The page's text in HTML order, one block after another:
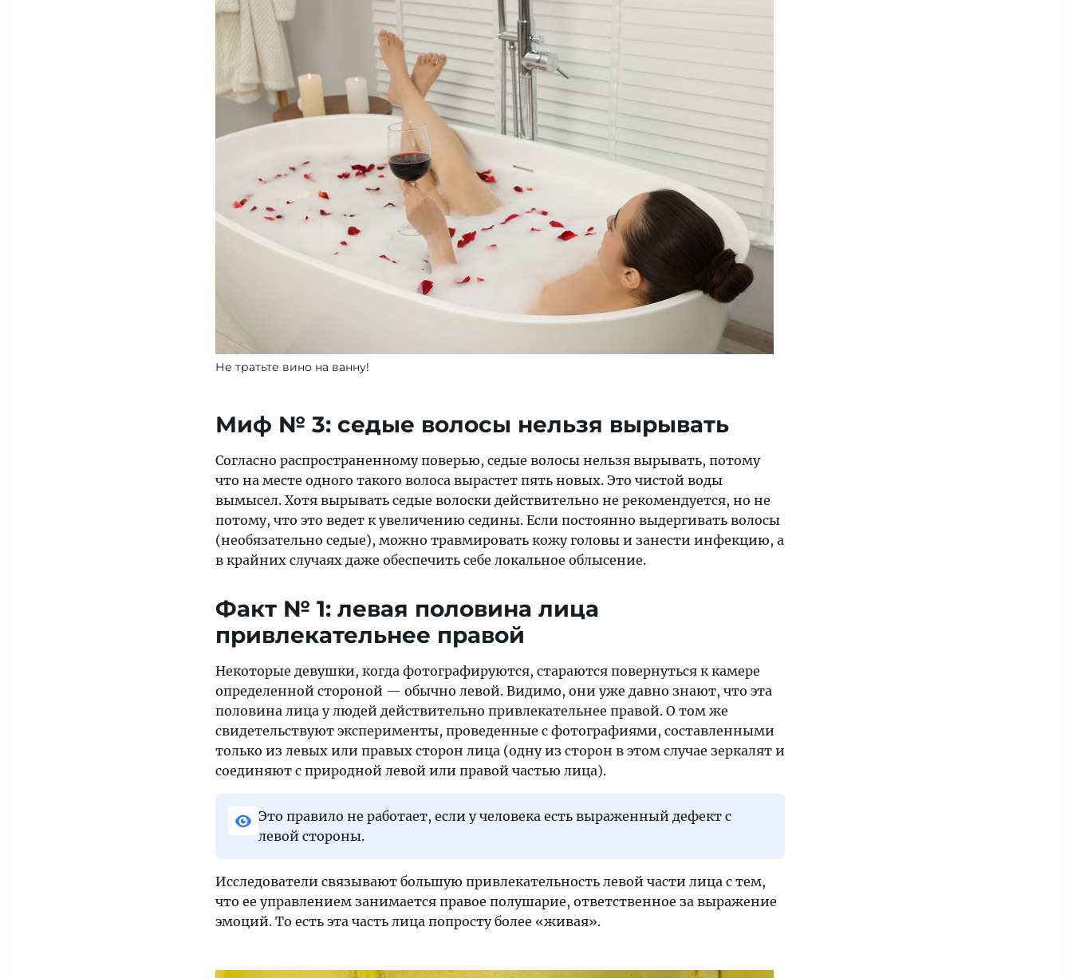
Не тратьте вино на ванну!
Миф № 3: седые волосы нельзя вырывать
Согласно распространенному поверью, седые волосы нельзя вырывать, потому
что на месте одного такого волоса вырастет пять новых. Это чистой воды
вымысел. Хотя вырывать седые волоски действительно не рекомендуется, но не
потому, что это ведет к увеличению седины. Если постоянно выдергивать волосы
(необязательно седые), можно травмировать кожу головы и занести инфекцию, а
в крайних случаях даже обеспечить себе локальное облысение.
Факт № 1: левая половина лица
привлекательнее правой
Некоторые девушки, когда фотографируются, стараются повернуться к камере
определенной стороной — обычно левой. Видимо, они уже давно знают, что эта
половина лица у людей действительно привлекательнее правой. О том же
свидетельствуют эксперименты, проведенные с фотографиями, составленными
только из левых или правых сторон лица (одну из сторон в этом случае зеркалят и
соединяют с природной левой или правой частью лица).
Это правило не работает, если у человека есть выраженный дефект с
левой стороны.
Исследователи связывают большую привлекательность левой части лица с тем,
что ее управлением занимается правое полушарие, ответственное за выражение
эмоций. То есть эта часть лица попросту более «живая».